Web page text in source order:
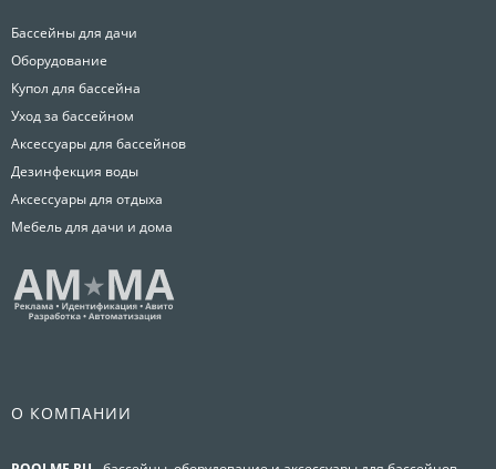
Бассейны для дачи
Оборудование
Купол для бассейна
Уход за бассейном
Аксессуары для бассейнов
Дезинфекция воды
Аксессуары для отдыха
Мебель для дачи и дома
О КОМПАНИИ